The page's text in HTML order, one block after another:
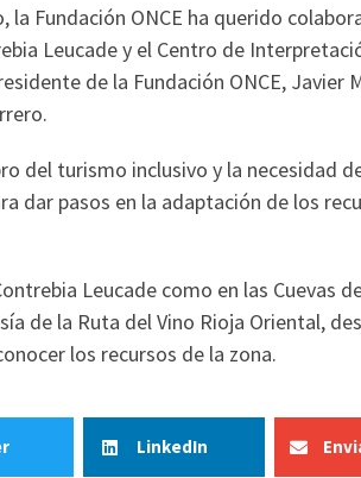
Fundación ONCE ha querido
Leucade y el Centro de
de la Fundación ONCE, Javier
del turismo inclusivo y la necesidad
dar pasos en la adaptación de los
Leucade como en las Cuevas
de la Ruta del Vino Rioja Oriental,
los recursos de la zona.
LinkedIn